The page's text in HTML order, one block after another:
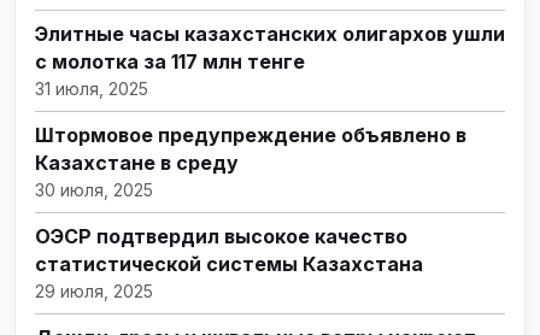
Элитные часы казахстанских олигархов ушли
с молотка за 117 млн тенге
31 июля, 2025
Штормовое предупреждение объявлено в
Казахстане в среду
30 июля, 2025
ОЭСР подтвердил высокое качество
статистической системы Казахстана
29 июля, 2025